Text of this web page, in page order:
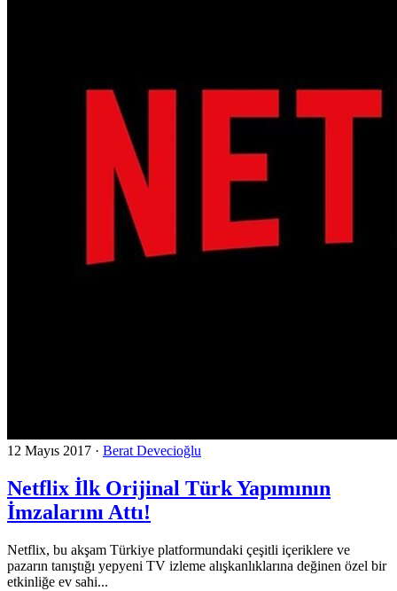
12 Mayıs 2017 · Berat Devecioğlu
Netflix İlk Orijinal Türk Yapımının
İmzalarını Attı!
Netflix, bu akşam Türkiye platformundaki çeşitli içeriklere ve
pazarın tanıştığı yepyeni TV izleme alışkanlıklarına değinen özel bir
etkinliğe ev sahi...